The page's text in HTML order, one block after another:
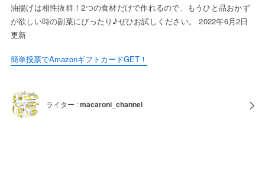
油揚げは相性抜群！2つの食材だけで作れるので、もうひと品おかず
が欲しい時の副菜にぴったり♪ぜひお試しください。 2022年6月2日
更新
簡単投票でAmazonギフトカードGET！
ライター :macaroni_channel